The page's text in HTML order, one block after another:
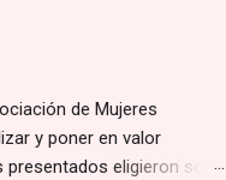
de Mujeres
y poner en valor
presentados eligieron solo